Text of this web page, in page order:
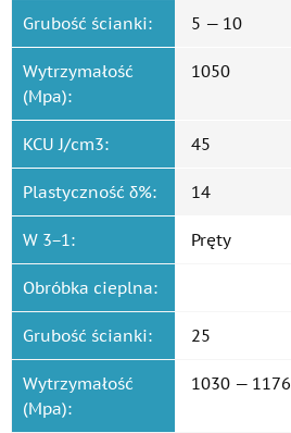
Grubość ścianki: 5 — 10
Wytrzymałość
(Mpa):
1050
KCU J/cm3: 45
Plastyczność δ%: 14
W 3−1: Pręty
Obróbka cieplna:
Grubość ścianki: 25
Wytrzymałość
(Mpa):
1030 — 1176